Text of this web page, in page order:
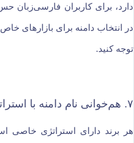
دارد، برای کاربران فارسی‌زبان
در انتخاب دامنه برای بازارهای
توجه کنید.
۷. هم‌خوانی نام دامنه با استراتژی برندینگ
هر برند دارای استراتژی خاصی